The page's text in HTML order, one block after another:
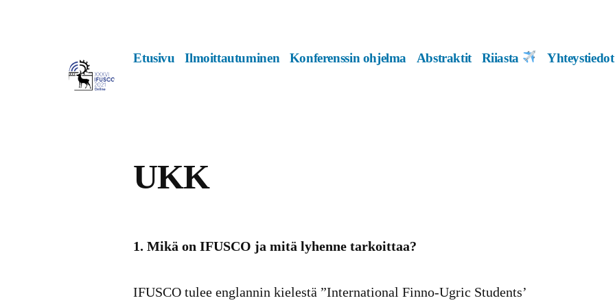
Etusivu Ilmoittautuminen Konferenssin ohjelma Abstraktit Riiasta Yhteystiedot
UKK
1. Mikä on IFUSCO ja mitä lyhenne tarkoittaa?
IFUSCO tulee englannin kielestä ”International Finno-Ugric Students’